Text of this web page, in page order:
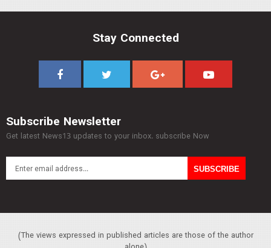
Stay Connected
Subscribe Newsletter
Get latest News13 updates to your inbox. subscribe Now
(The views expressed in published articles are those of the author